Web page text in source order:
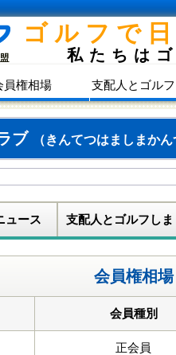
ゴルフで
私たちは
員権相場 支配人とゴル
ブ （きんてつはましまか
ュース 支配人とゴルフしま
会員権相場
会員種別
正会員